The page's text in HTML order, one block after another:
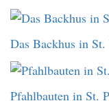
Das Backhus in
Pfahlbauten in St.